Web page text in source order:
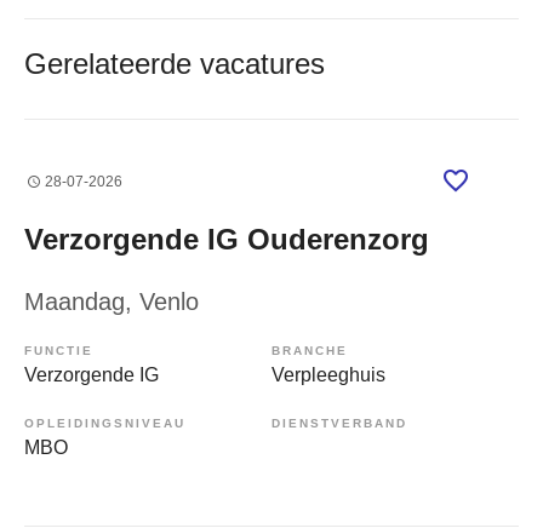
Gerelateerde vacatures
28-07-2026
Verzorgende IG Ouderenzorg
Maandag, Venlo
FUNCTIE
Verzorgende IG
BRANCHE
Verpleeghuis
OPLEIDINGSNIVEAU
MBO
DIENSTVERBAND